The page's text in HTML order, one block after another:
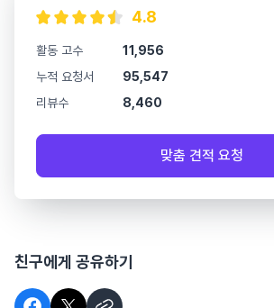
4.8
활동 고수
11,956
누적 요청서
95,547
리뷰수
8,460
맞춤 견적 요청
친구에게 공유하기